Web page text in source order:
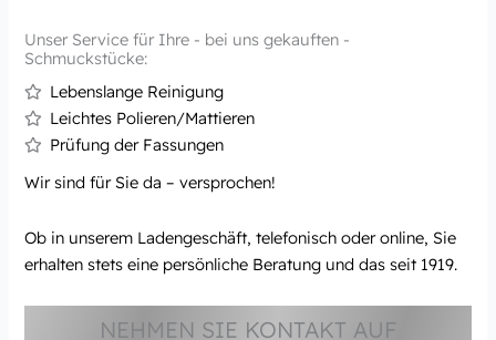
Unser Service für Ihre - bei uns gekauften -
Schmuckstücke:
Lebenslange Reinigung
Leichtes Polieren/Mattieren
Prüfung der Fassungen
Wir sind für Sie da – versprochen!
Ob in unserem Ladengeschäft, telefonisch oder online, Sie
erhalten stets eine persönliche Beratung und das seit 1919.
NEHMEN SIE KONTAKT AUF